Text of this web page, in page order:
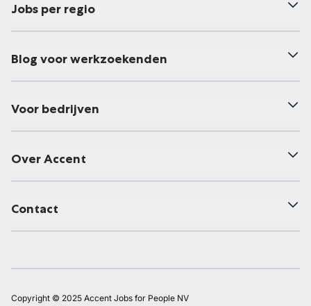
Jobs per regio
Blog voor werkzoekenden
Voor bedrijven
Over Accent
Contact
Copyright © 2025 Accent Jobs for People NV